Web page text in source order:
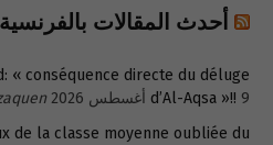
أحدث المقالات بالفرنسية
« conséquence directe du déluge
d’Al-Aqsa »!! 9 أغسطس 2026
de la classe moyenne oubliée du